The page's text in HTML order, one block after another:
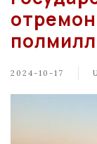
2024-10-17